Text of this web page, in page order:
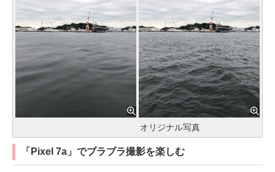
オリジナル写真
「Pixel 7a」でブラブラ撮影を楽しむ